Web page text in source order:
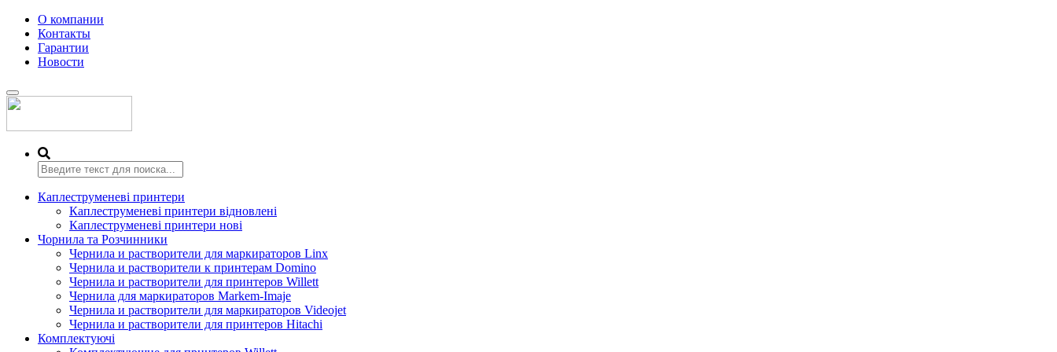
О компании
Контакты
Гарантии
Новости
Переключить
навигацию
Каплеструменеві принтери
Каплеструменеві принтери відновлені
Каплеструменеві принтери нові
Чорнила та Розчинники
Чернила и растворители для маркираторов Linx
Чернила и растворители к принтерам Domino
Чернила и растворители для принтеров Willett
Чернила для маркираторов Markem-Imaje
Чернила и растворители для маркираторов Videojet
Чернила и растворители для принтеров Hitachi
Комплектуючі